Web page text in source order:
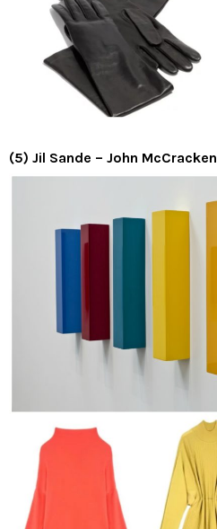
(5) Jil Sande – John McCracken